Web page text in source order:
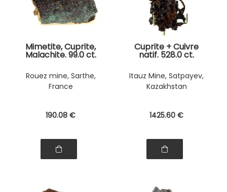
Mimetite, Cuprite,
Malachite. 99.0 ct.
Rouez mine, Sarthe,
France
190.08 €
Cuprite + Cuivre
natif. 528.0 ct.
Itauz Mine, Satpayev,
Kazakhstan
1425.60 €